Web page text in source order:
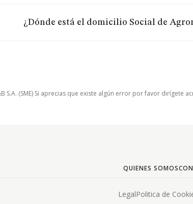
¿Dónde está el domicilio Social de
(SME) Si aprecias que existe algún error por favor dirígete
QUIENES SOMOS
LegalPolitica de